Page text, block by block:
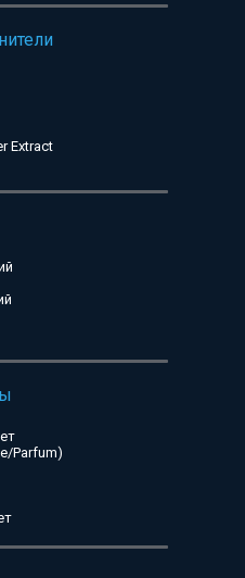
Extract
Parfum)